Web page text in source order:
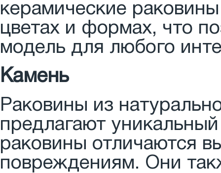
керамические
цветах и формах, что
модель для любого
Камень
Раковины из
предлагают
раковины отличаются
повреждениям. Они